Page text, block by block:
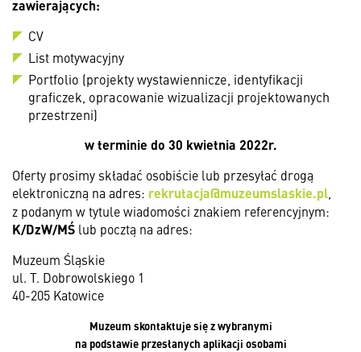
zawierających:
CV
List motywacyjny
Portfolio (projekty wystawiennicze, identyfikacji
graficzek, opracowanie wizualizacji projektowanych
przestrzeni)
w terminie do 30 kwietnia 2022r.
Oferty prosimy składać osobiście lub przesyłać drogą
elektroniczną na adres: rekrutacja@muzeumslaskie.pl
z podanym w tytule wiadomości znakiem referencyjnym:
K/DzW/MŚ lub pocztą na adres:
Muzeum Śląskie
ul. T. Dobrowolskiego 1
40-205 Katowice
Muzeum skontaktuje się z wybranymi
na podstawie przesłanych aplikacji osobami